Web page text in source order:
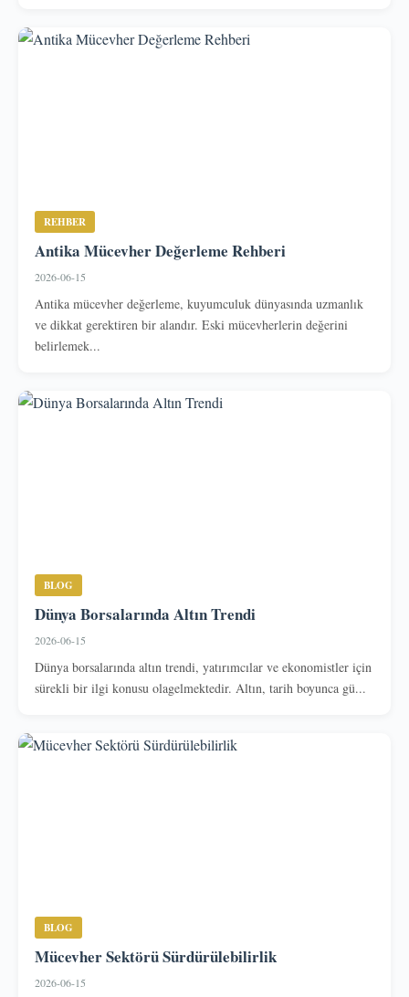
REHBER
Antika Mücevher Değerleme Rehberi
2026-06-15
Antika mücevher değerleme, kuyumculuk dünyasında uzmanlık
ve dikkat gerektiren bir alandır. Eski mücevherlerin değerini
belirlemek...
BLOG
Dünya Borsalarında Altın Trendi
2026-06-15
Dünya borsalarında altın trendi, yatırımcılar ve ekonomistler için
sürekli bir ilgi konusu olagelmektedir. Altın, tarih boyunca gü...
BLOG
Mücevher Sektörü Sürdürülebilirlik
2026-06-15